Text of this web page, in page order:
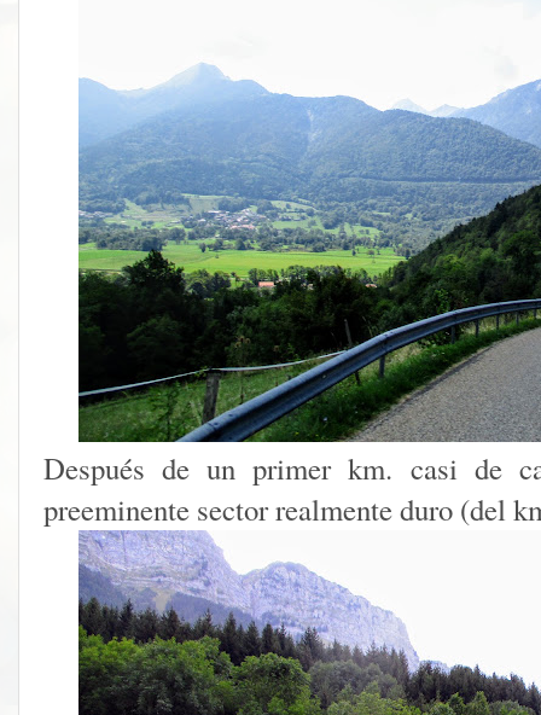
Después de un primer km. casi de
preeminente sector realmente duro (del